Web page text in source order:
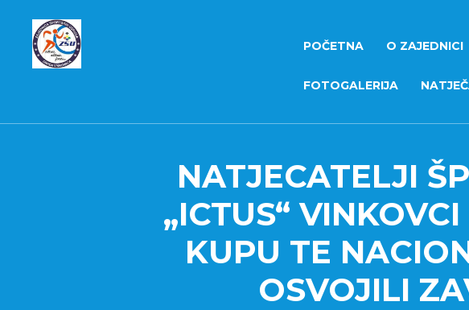
POČETNA O ZAJEDNICI
FOTOGALERIJA
NATJECATELJI
„ICTUS“
KUPU TE
OSVOJILI